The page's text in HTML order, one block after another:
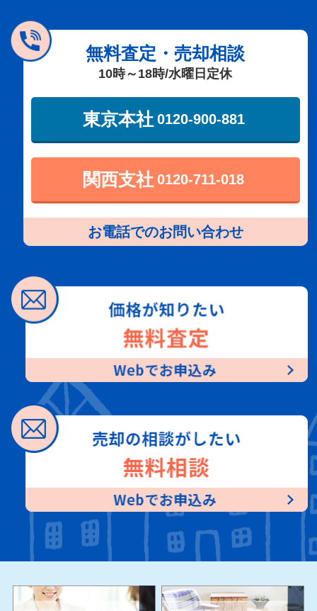
無料査定・売却相談
10時～18時/水曜日定休
東京本社 0120-900-881
関西支社 0120-711-018
お電話でのお問い合わせ